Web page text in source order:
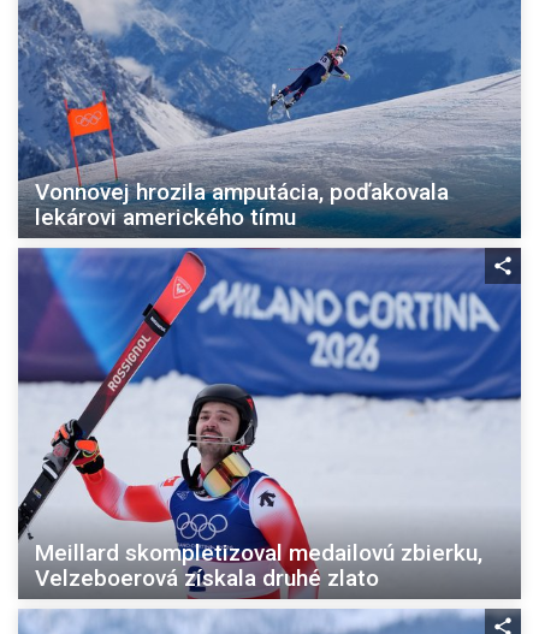
Vonnovej hrozila amputácia, poďakovala
lekárovi amerického tímu
Meillard skompletizoval medailovú zbierku,
Velzeboerová získala druhé zlato